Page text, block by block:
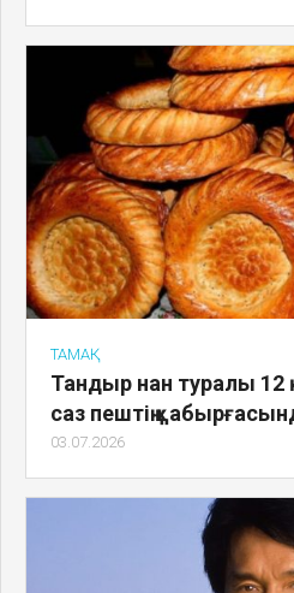
ТАМАҚ
Тандыр нан туралы
саз пештің
03.07.2026